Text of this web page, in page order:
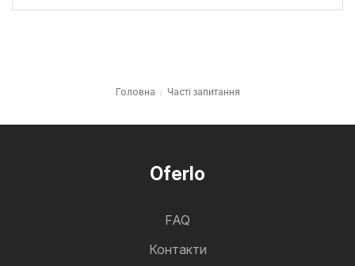
Головна Часті запитання
Oferlo
FAQ
Контакти